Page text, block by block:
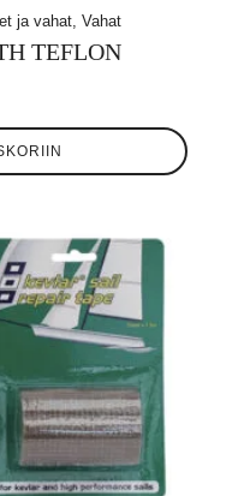
ja vahat, Vahat
TEFLON